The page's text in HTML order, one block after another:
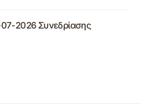
2026 Συνεδρίασης